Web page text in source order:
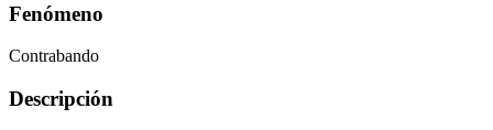
Fenómeno
Contrabando
Descripción